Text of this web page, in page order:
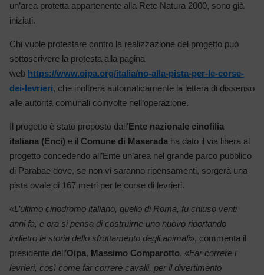
un’area protetta appartenente alla Rete Natura 2000, sono già
iniziati.
Chi vuole protestare contro la realizzazione del progetto può
sottoscrivere la protesta alla pagina
web https://www.oipa.org/italia/no-alla-pista-per-le-corse-
dei-levrieri, che inoltrerà automaticamente la lettera di dissenso
alle autorità comunali coinvolte nell’operazione.
Il progetto è stato proposto dall’Ente nazionale cinofilia
italiana (Enci) e il Comune di Maserada ha dato il via libera al
progetto concedendo all’Ente un’area nel grande parco pubblico
di Parabae dove, se non vi saranno ripensamenti, sorgerà una
pista ovale di 167 metri per le corse di levrieri.
«L’ultimo cinodromo italiano, quello di Roma, fu chiuso venti
anni fa, e ora si pensa di costruirne uno nuovo riportando
indietro la storia dello sfruttamento degli animali», commenta il
presidente dell’Oipa, Massimo Comparotto. «Far correre i
levrieri, così come far correre cavalli, per il divertimento